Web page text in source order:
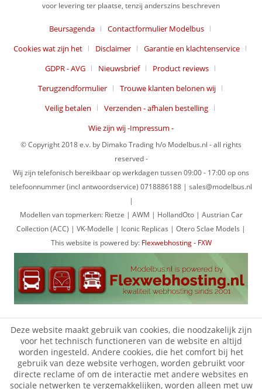
voor levering ter plaatse, tenzij anderszins beschreven
Beursagenda
Contactformulier Modelbus
Cookies wat zijn het
Disclaimer
Garantie en klachtenservice
GDPR - AVG
Nieuwsbrief
Product reviews
Terugzendformulier
Trouwe klanten belonen wij
Veilig betalen
Verzenden - afhalen bestelling
Wie zijn wij -Impressum -
© Copyright 2018 e.v. by Dimako Trading h/o Modelbus.nl - all rights
reserved -
Wij zijn telefonisch bereikbaar op werkdagen tussen 09:00 - 17:00 op ons
telefoonnummer (incl antwoordservice) 0718886188 | sales@modelbus.nl
|
Modellen van topmerken: Rietze | AWM | HollandOto | Austrian Car
Collection (ACC) | VK-Modelle | Iconic Replicas | Otero Sclae Models |
This website is powered by: Flexwebhosting - FXW
Deze website maakt gebruik van cookies, die noodzakelijk zijn
voor het technisch functioneren van de website en altijd
worden ingesteld. Andere cookies, die het comfort bij het
gebruik van deze website verhogen, worden gebruikt voor
directe reclame of om de interactie met andere websites en
sociale netwerken te vergemakkelijken, worden alleen met uw